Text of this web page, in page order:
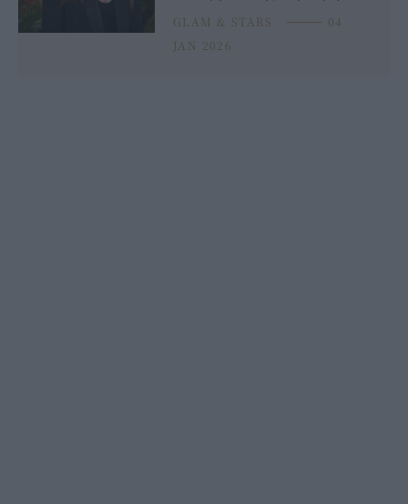
GLAM & STARS ⸻ 04
JAN 2026